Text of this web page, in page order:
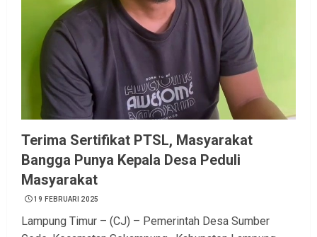
Terima Sertifikat PTSL, Masyarakat
Bangga Punya Kepala Desa Peduli
Masyarakat
19 FEBRUARI 2025
Lampung Timur – (CJ) – Pemerintah Desa Sumber